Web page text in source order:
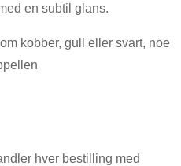
en subtil glans.
kobber, gull eller svart, noe
hver bestilling med